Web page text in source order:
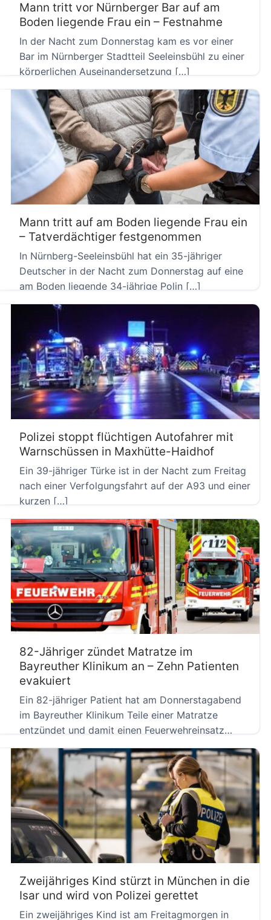
Mann tritt vor Nürnberger Bar auf am
Boden liegende Frau ein – Festnahme
In der Nacht zum Donnerstag kam es vor einer
Bar im Nürnberger Stadtteil Seeleinsbühl zu einer
körperlichen Auseinandersetzung […]
Mann tritt auf am Boden liegende Frau ein
– Tatverdächtiger festgenommen
In Nürnberg-Seeleinsbühl hat ein 35-jähriger
Deutscher in der Nacht zum Donnerstag auf eine
am Boden liegende 34-jährige Polin […]
Polizei stoppt flüchtigen Autofahrer mit
Warnschüssen in Maxhütte-Haidhof
Ein 39-jähriger Türke ist in der Nacht zum Freitag
nach einer Verfolgungsfahrt auf der A93 und einer
kurzen […]
82-Jähriger zündet Matratze im
Bayreuther Klinikum an – Zehn Patienten
evakuiert
Ein 82-jähriger Patient hat am Donnerstagabend
im Bayreuther Klinikum Teile einer Matratze
entzündet und damit einen Feuerwehreinsatz
ausgelöst. […]
Zweijähriges Kind stürzt in München in die
Isar und wird von Polizei gerettet
Ein zweijähriges Kind ist am Freitagmorgen in